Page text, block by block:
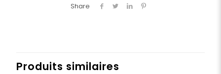
Share
Produits similaires